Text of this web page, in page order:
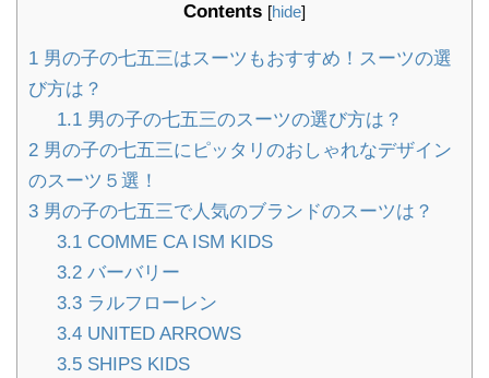
Contents [hide]
1 男の子の七五三はスーツもおすすめ！スーツの選
び方は？
1.1男の子の七五三のスーツの選び方は？
2 男の子の七五三にピッタリのおしゃれなデザイン
のスーツ５選！
3 男の子の七五三で人気のブランドのスーツは？
3.1COMME CA ISM KIDS
3.2バーバリー
3.3ラルフローレン
3.4UNITED ARROWS
3.5SHIPS KIDS